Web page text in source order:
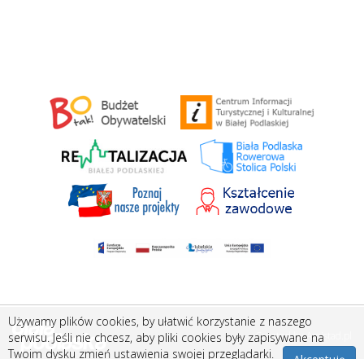
Created byAmistad.pl
Używamy plików cookies, by ułatwić korzystanie z naszego
serwisu. Jeśli nie chcesz, aby pliki cookies były zapisywane na
Twoim dysku zmień ustawienia swojej przeglądarki.